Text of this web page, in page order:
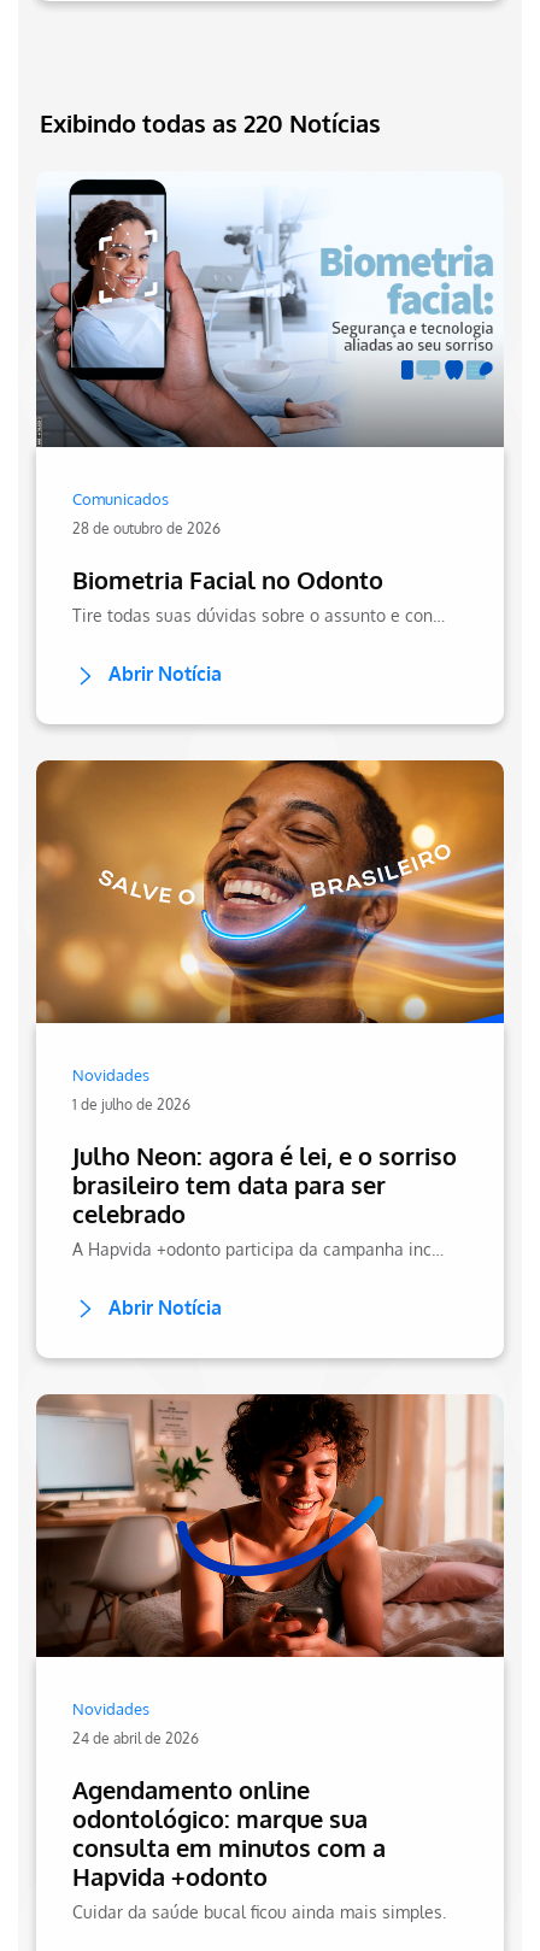
Exibindo todas as 220 Notícias
Comunicados
28 de outubro de 2026
Biometria Facial no Odonto
Abrir Notícia
Novidades
1 de julho de 2026
Julho Neon: agora é lei, e o sorriso
brasileiro tem data para ser
celebrado
Abrir Notícia
Novidades
24 de abril de 2026
Agendamento online
odontológico: marque sua
consulta em minutos com a
Hapvida +odonto
Cuidar da saúde bucal ficou ainda mais simples.